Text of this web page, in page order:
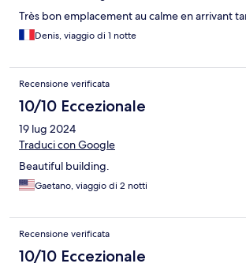
Très bon emplacement au calme en arrivant
Denis, viaggio di 1 notte
Recensione verificata
10/10 Eccezionale
19 lug 2024
Traduci con Google
Beautiful building.
Gaetano, viaggio di 2 notti
Recensione verificata
10/10 Eccezionale